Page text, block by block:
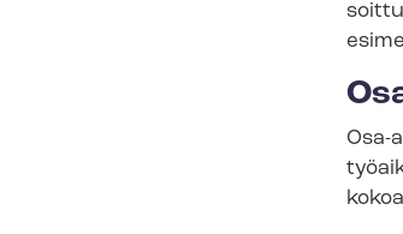
Osa-